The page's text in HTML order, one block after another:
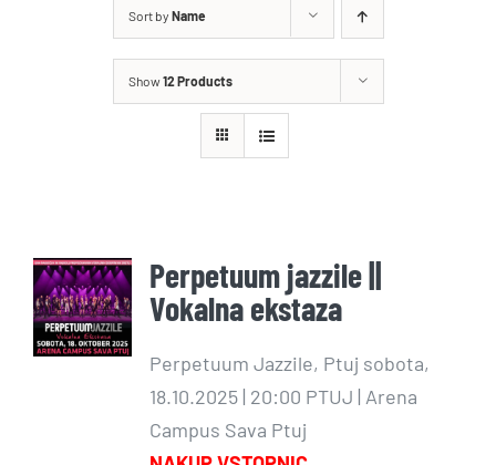
Sort by Name
Show12 Products
Perpetuum jazzile ||
Vokalna ekstaza
Perpetuum Jazzile, Ptuj sobota,
18.10.2025 | 20:00 PTUJ | Arena
Campus Sava Ptuj